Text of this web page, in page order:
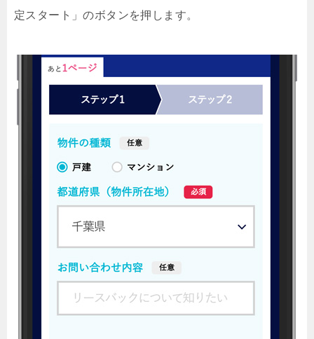
定スタート」のボタンを押します。